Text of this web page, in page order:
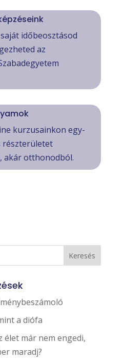
időbeosztásod
az
kurzusainkon egy-
részterületet
akár otthonodból.
a diófa
már nem engedi,
maradj?